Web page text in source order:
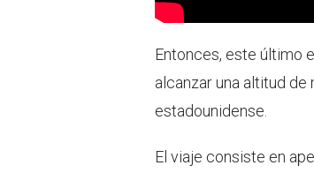
Entonces, este último
alcanzar una altitud
estadounidense.
El viaje consiste en